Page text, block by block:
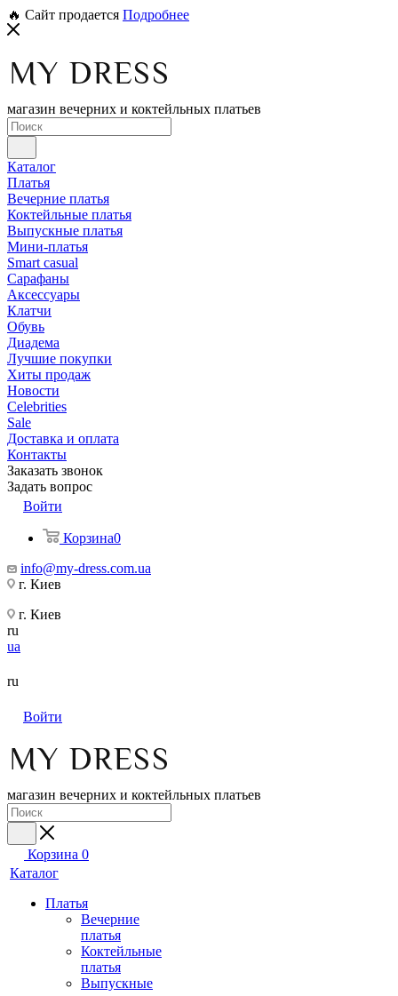
🔥 Сайт продается Подробнее
магазин вечерних и коктейльных платьев
Каталог
Платья
Вечерние платья
Коктейльные платья
Выпускные платья
Мини-платья
Smart casual
Сарафаны
Аксессуары
Клатчи
Обувь
Диадема
Лучшие покупки
Хиты продаж
Новости
Celebrities
Sale
Доставка и оплата
Контакты
Заказать звонок
Задать вопрос
Войти
Корзина0
info@my-dress.com.ua
г. Киев
г. Киев
ru
ua
ru
Войти
магазин вечерних и коктейльных платьев
Корзина 0
Каталог
Платья
Вечерние
платья
Коктейльные
платья
Выпускные